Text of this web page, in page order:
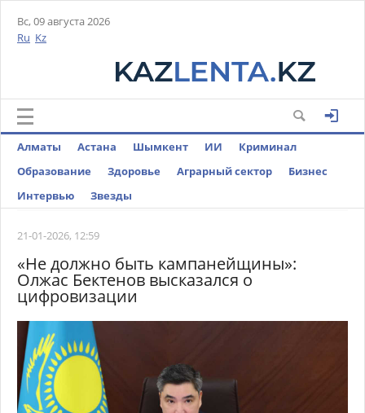
Вс, 09 августа 2026
Ru Kz
Алматы Астана Шымкент ИИ
Криминал
Образование
Здоровье Аграрный сектор
Бизнес
Интервью
Звезды
21-01-2026, 12:59
«Не должно быть кампанейщины»:
Олжас Бектенов высказался о
цифровизации